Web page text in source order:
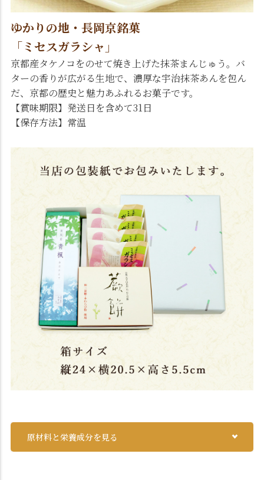
ゆかりの地・長岡京銘菓
「ミセスガラシャ」
京都産タケノコをのせて焼き上げた抹茶まんじゅう。バ
ターの香りが広がる生地で、濃厚な宇治抹茶あんを包ん
だ、京都の歴史と魅力あふれるお菓子です。
【賞味期限】発送日を含めて31日
【保存方法】常温
原材料と栄養成分を見る